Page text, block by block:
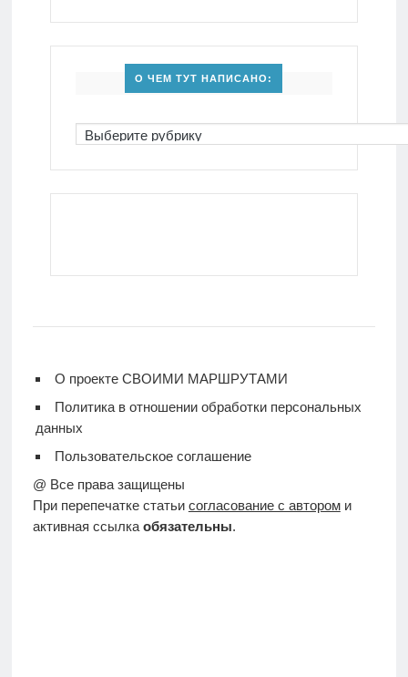
О ЧЕМ ТУТ НАПИСАНО:
О проекте СВОИМИ МАРШРУТАМИ
Политика в отношении обработки персональных
данных
Пользовательское соглашение
@ Все права защищены
При перепечатке статьи согласование с автороми
активная ссылка обязательны.